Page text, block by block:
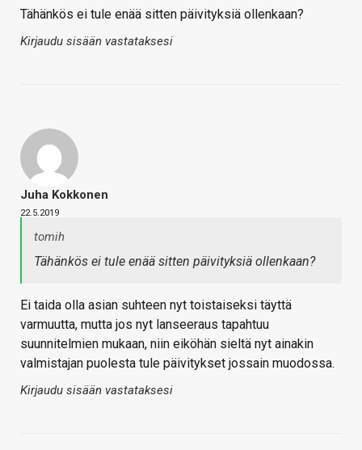
Tähänkös ei tule enää sitten päivityksiä ollenkaan?
Kirjaudu sisään vastataksesi
Juha Kokkonen
22.5.2019
tomih
Tähänkös ei tule enää sitten päivityksiä ollenkaan?
Ei taida olla asian suhteen nyt toistaiseksi täyttä
varmuutta, mutta jos nyt lanseeraus tapahtuu
suunnitelmien mukaan, niin eiköhän sieltä nyt ainakin
valmistajan puolesta tule päivitykset jossain muodossa.
Kirjaudu sisään vastataksesi